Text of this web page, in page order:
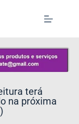
terá
na próxima